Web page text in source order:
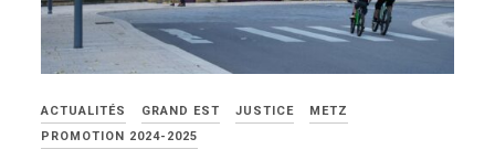
ACTUALITÉS GRAND EST JUSTICE
METZ
PROMOTION 2024-2025